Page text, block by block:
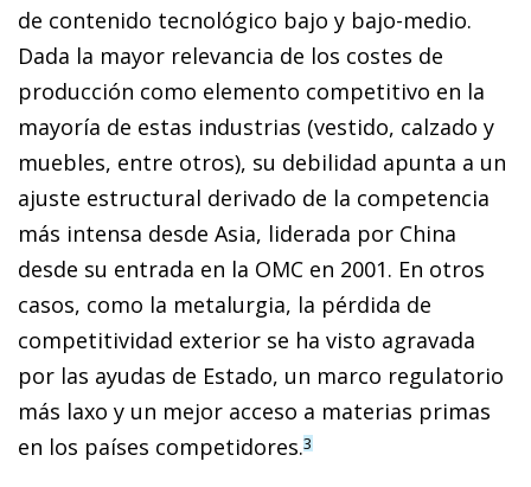
de contenido tecnológico bajo y bajo-medio.
Dada la mayor relevancia de los costes de
producción como elemento competitivo en la
mayoría de estas industrias (vestido, calzado y
muebles, entre otros), su debilidad apunta a un
ajuste estructural derivado de la competencia
más intensa desde Asia, liderada por China
desde su entrada en la OMC en 2001. En otros
casos, como la metalurgia, la pérdida de
competitividad exterior se ha visto agravada
por las ayudas de Estado, un marco regulatorio
más laxo y un mejor acceso a materias primas
en los países competidores.3